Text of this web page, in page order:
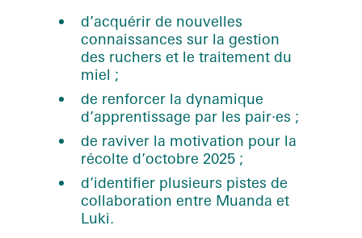
d’acquérir de nouvelles
connaissances sur la gestion
des ruchers et le traitement du
miel ;
de renforcer la dynamique
d’apprentissage par les pair·es ;
de raviver la motivation pour la
récolte d’octobre 2025 ;
d’identifier plusieurs pistes de
collaboration entre Muanda et
Luki.